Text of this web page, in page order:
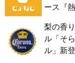
ース『
梨の香
ル「そ
ル」新